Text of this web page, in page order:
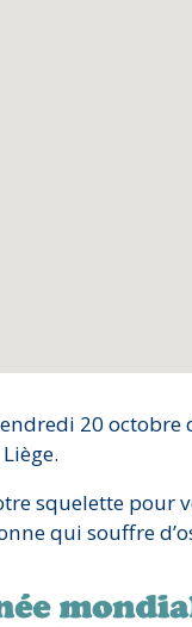
20 octobre
squelette pour
qui souffre